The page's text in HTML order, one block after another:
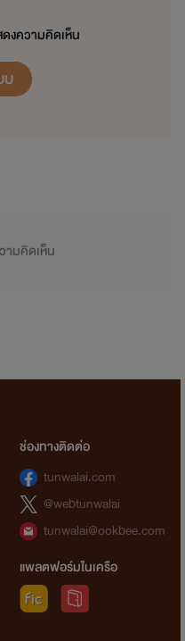
งความคิดเห็น
บ
ามคิดเห็น
ช่องทางติดต่อ
tunwalai.com
@webtunwalai
tunwalai@ookbee.com
แพลตฟอร์มในเครือ